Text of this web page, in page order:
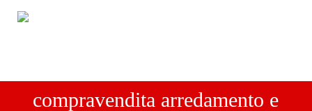
Passa al contenuto principale
Skip to header right navigation
Skip to site footer
compravendita arredamento e